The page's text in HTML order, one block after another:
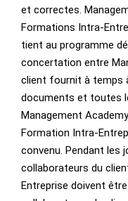
et correctes.
Formations Intra-
tient au programme
concertation entre
client fournit à temps
documents et toutes
Management
Formation Intra-
convenu. Pendant les
collaborateurs du
Entreprise doivent